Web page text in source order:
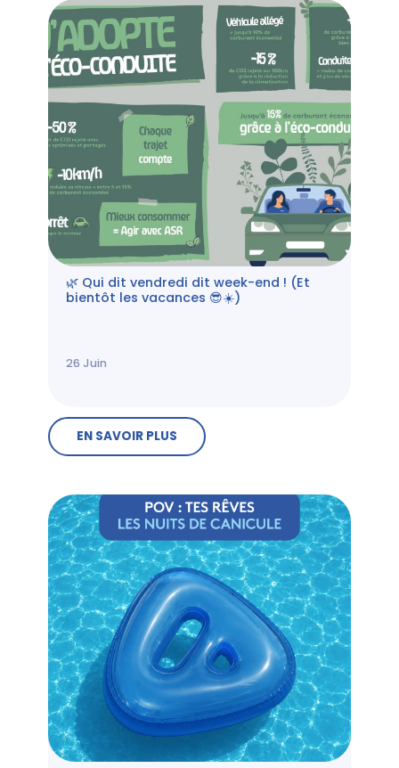
🌿 Qui dit vendredi dit week-end ! (Et
bientôt les vacances 😎☀️)
26 Juin
EN SAVOIR PLUS